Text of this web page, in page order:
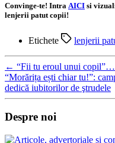
Convinge-te! Intra AICI si
lenjerii patut copii!
Etichete lenjerii
← “Fii tu eroul unui copil”…
“Morărița ești chiar tu!”:
dedică iubitorilor de ştrudele
Despre noi